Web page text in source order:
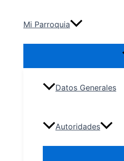
Mi Parroquia
Datos Generales
Autoridades